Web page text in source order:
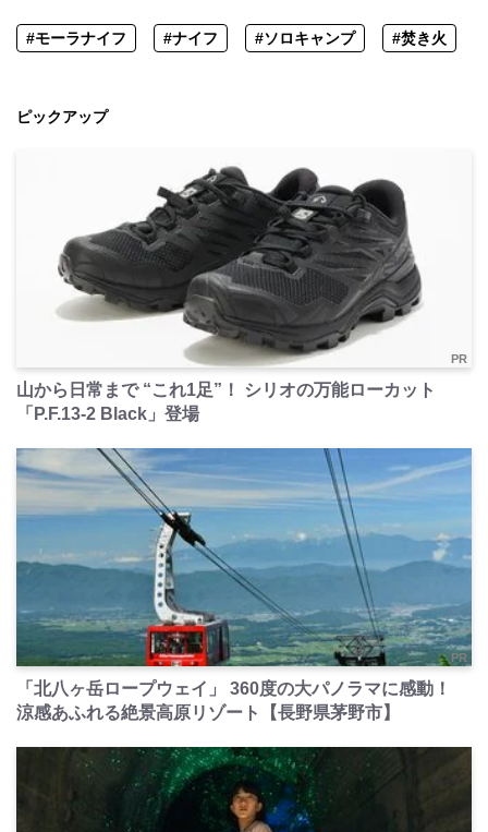
#モーラナイフ #ナイフ #ソロキャンプ #焚き火
ピックアップ
PR
山から日常まで “これ1足”！ シリオの万能ローカット
「P.F.13-2 Black」登場
PR
「北八ヶ岳ロープウェイ」 360度の大パノラマに感動！
涼感あふれる絶景高原リゾート【長野県茅野市】